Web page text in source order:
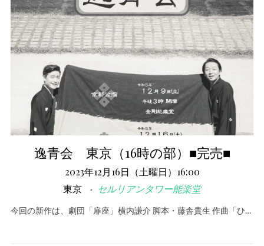
逸青会 東京（16時の部）■完売■
2023年12月16日（土曜日）16:00
東京
セルリアンタワー能楽堂
今回の新作は、劇団「扉座」横内謙介 脚本・藤舎貴生 作曲「ひ…